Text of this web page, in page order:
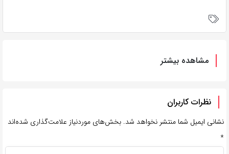
مشاهده بیشتر
نظرات کاربران
نشانی ایمیل شما منتشر نخواهد شد. بخش‌های موردنیاز علامت‌گذاری شده‌اند
*